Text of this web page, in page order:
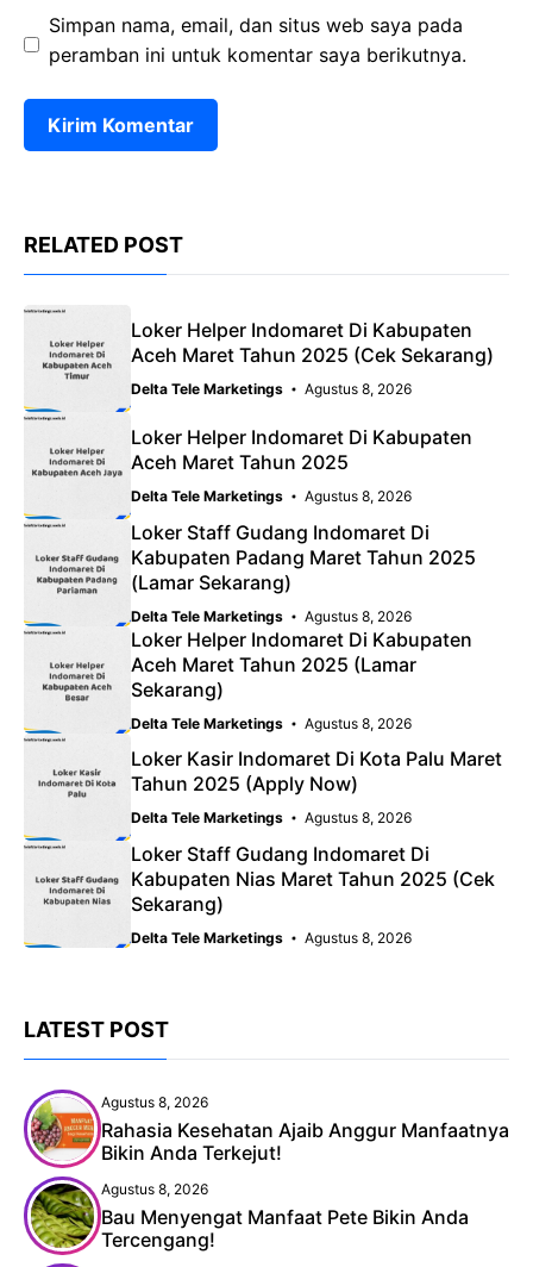
Simpan nama, email, dan situs web saya pada
peramban ini untuk komentar saya berikutnya.
RELATED POST
Loker Helper Indomaret Di Kabupaten
Aceh Maret Tahun 2025 (Cek Sekarang)
Delta Tele Marketings Agustus 8, 2026
Loker Helper Indomaret Di Kabupaten
Aceh Maret Tahun 2025
Delta Tele Marketings Agustus 8, 2026
Loker Staff Gudang Indomaret Di
Kabupaten Padang Maret Tahun 2025
(Lamar Sekarang)
Delta Tele Marketings Agustus 8, 2026
Loker Helper Indomaret Di Kabupaten
Aceh Maret Tahun 2025 (Lamar
Sekarang)
Delta Tele Marketings Agustus 8, 2026
Loker Kasir Indomaret Di Kota Palu Maret
Tahun 2025 (Apply Now)
Delta Tele Marketings Agustus 8, 2026
Loker Staff Gudang Indomaret Di
Kabupaten Nias Maret Tahun 2025 (Cek
Sekarang)
Delta Tele Marketings Agustus 8, 2026
LATEST POST
Agustus 8, 2026
Rahasia Kesehatan Ajaib Anggur Manfaatnya
Bikin Anda Terkejut!
Agustus 8, 2026
Bau Menyengat Manfaat Pete Bikin Anda
Tercengang!